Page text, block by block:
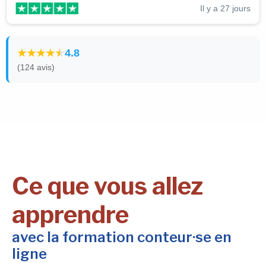
Il y a 27 jours
4.8
(124 avis)
Ce que vous allez
apprendre
avec la formation conteur·se en
ligne